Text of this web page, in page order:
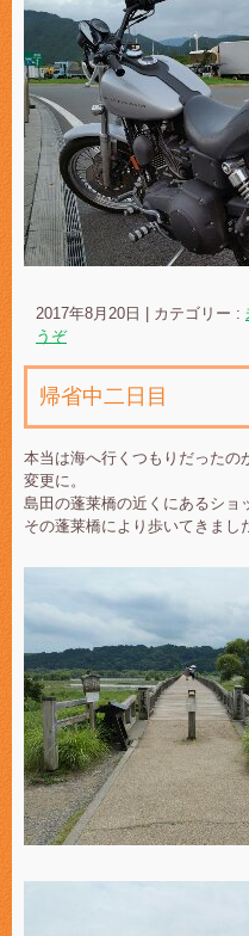
2017年8月20日 カテゴリー :
うぞ
帰省中二日目
本当は海へ行くつもりだったの
変更に。
島田の蓬莱橋の近くにあるショ
その蓬莱橋により歩いてきまし